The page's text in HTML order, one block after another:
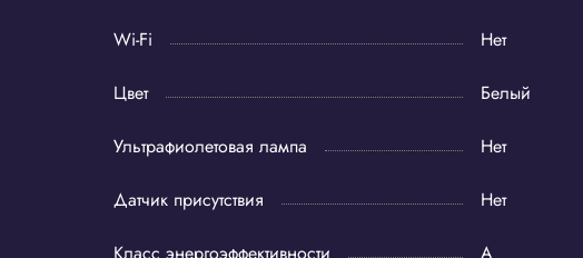
Wi-Fi Нет
Цвет Белый
Ультрафиолетовая лампа Нет
Датчик присутствия Нет
Класс энергоэффективности A